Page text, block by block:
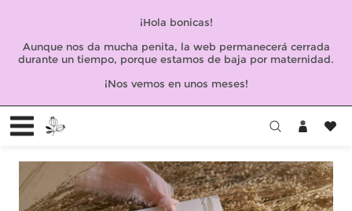
¡Hola bonicas!
Aunque nos da mucha penita, la web permanecerá cerrada
durante un tiempo, porque estamos de baja por maternidad.
¡Nos vemos en unos meses!